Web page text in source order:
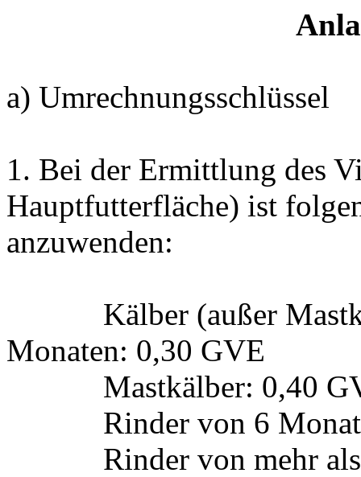
a) Umrechnungsschlüssel
1. Bei der Ermittlung des
Hauptfutterfläche) ist
anzuwenden:
Kälber (außer
Monaten: 0,30 GVE
Mastkälber: 0,40
Rinder von 6
Rinder von mehr